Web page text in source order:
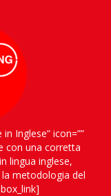
Inglese” icon=””
con una corretta
lingua inglese,
metodologia del